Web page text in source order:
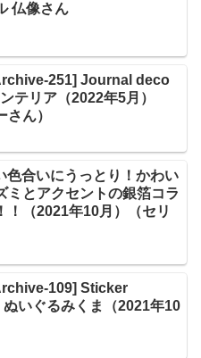
仏像さん
251] Journal deco
テリア（2022年5月）
さん）
色合いにうっとり！かわい
ミとアクセントの銀箔コラ
！（2021年10月）（セリ
109] Sticker
いぐるみくま（2021年10